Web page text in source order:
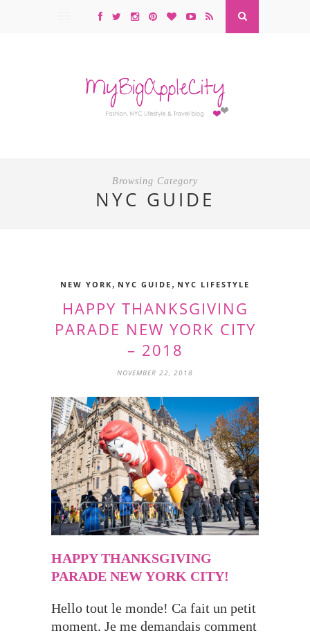
Browsing Category
NYC GUIDE
NEW YORK , NYC GUIDE , NYC LIFESTYLE
HAPPY THANKSGIVING
PARADE NEW YORK CITY
– 2018
NOVEMBER 22, 2018
HAPPY THANKSGIVING
PARADE NEW YORK CITY!
Hello tout le monde! Ca fait un petit
moment. Je me demandais comment